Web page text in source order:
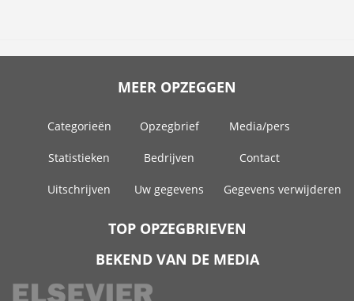
MEER OPZEGGEN
Categorieën Opzegbrief Media/pers
Statistieken Bedrijven Contact
Uitschrijven Uw gegevens Gegevens verwijderen
TOP OPZEGBRIEVEN
BEKEND VAN DE MEDIA